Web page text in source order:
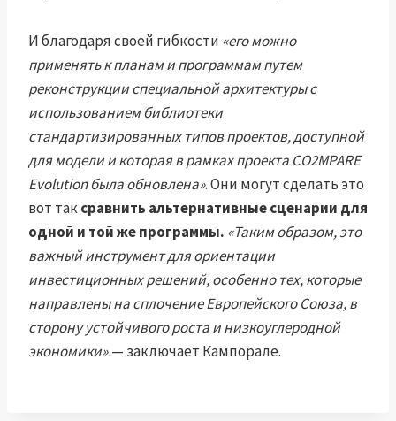
И благодаря своей гибкости «его можно
применять к планам и программам путем
реконструкции специальной архитектуры с
использованием библиотеки
стандартизированных типов проектов, доступной
для модели и которая в рамках проекта CO2MPARE
Evolution была обновлена». Они могут сделать это
вот таксравнить альтернативные сценарии для
одной и той же программы. «Таким образом, это
важный инструмент для ориентации
инвестиционных решений, особенно тех, которые
направлены на сплочение Европейского Союза, в
сторону устойчивого роста и низкоуглеродной
экономики».— заключает Кампорале.